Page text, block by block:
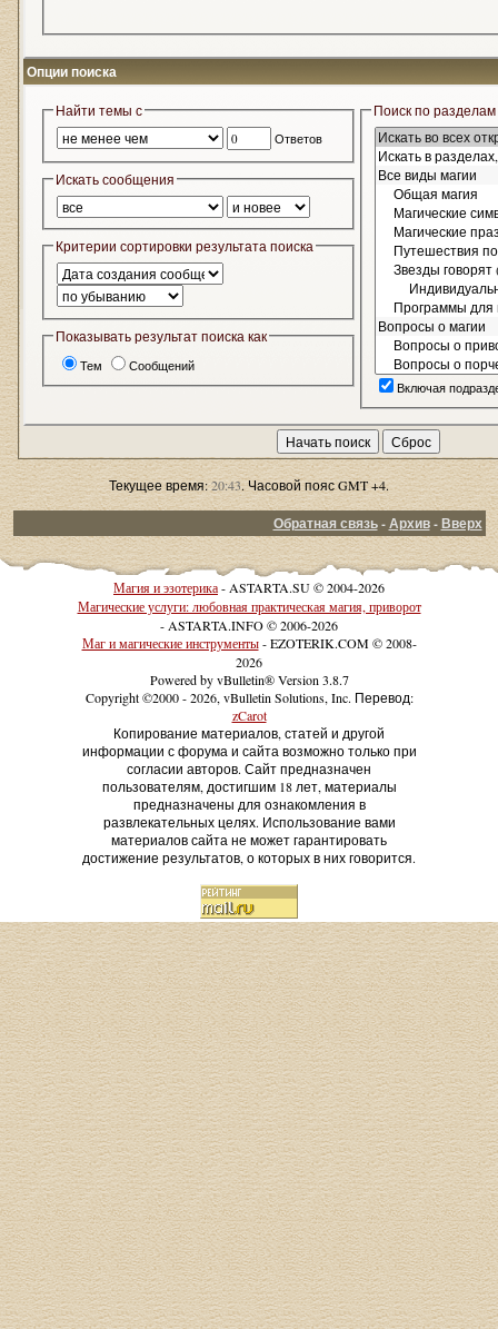
Опции поиска
Найти темы с
Ответов
Искать сообщения
Критерии сортировки результата поиска
Показывать результат поиска как
Тем Сообщений
Поиск по разделам
Включая
Текущее время:20:43. Часовой пояс GMT +4.
Обратная связь-Архив-Вверх
Магия и эзотерика- ASTARTA.SU © 2004-2026
Магические услуги: любовная практическая магия, приворот
- ASTARTA.INFO © 2006-2026
Маг и магические инструменты- EZOTERIK.COM © 2008-
2026
Powered by vBulletin® Version 3.8.7
Copyright ©2000 - 2026, vBulletin Solutions, Inc. Перевод:
zCarot
Копирование материалов, статей и другой
информации с форума и сайта возможно только при
согласии авторов. Сайт предназначен
пользователям, достигшим 18 лет, материалы
предназначены для ознакомления в
развлекательных целях. Использование вами
материалов сайта не может гарантировать
достижение результатов, о которых в них говорится.